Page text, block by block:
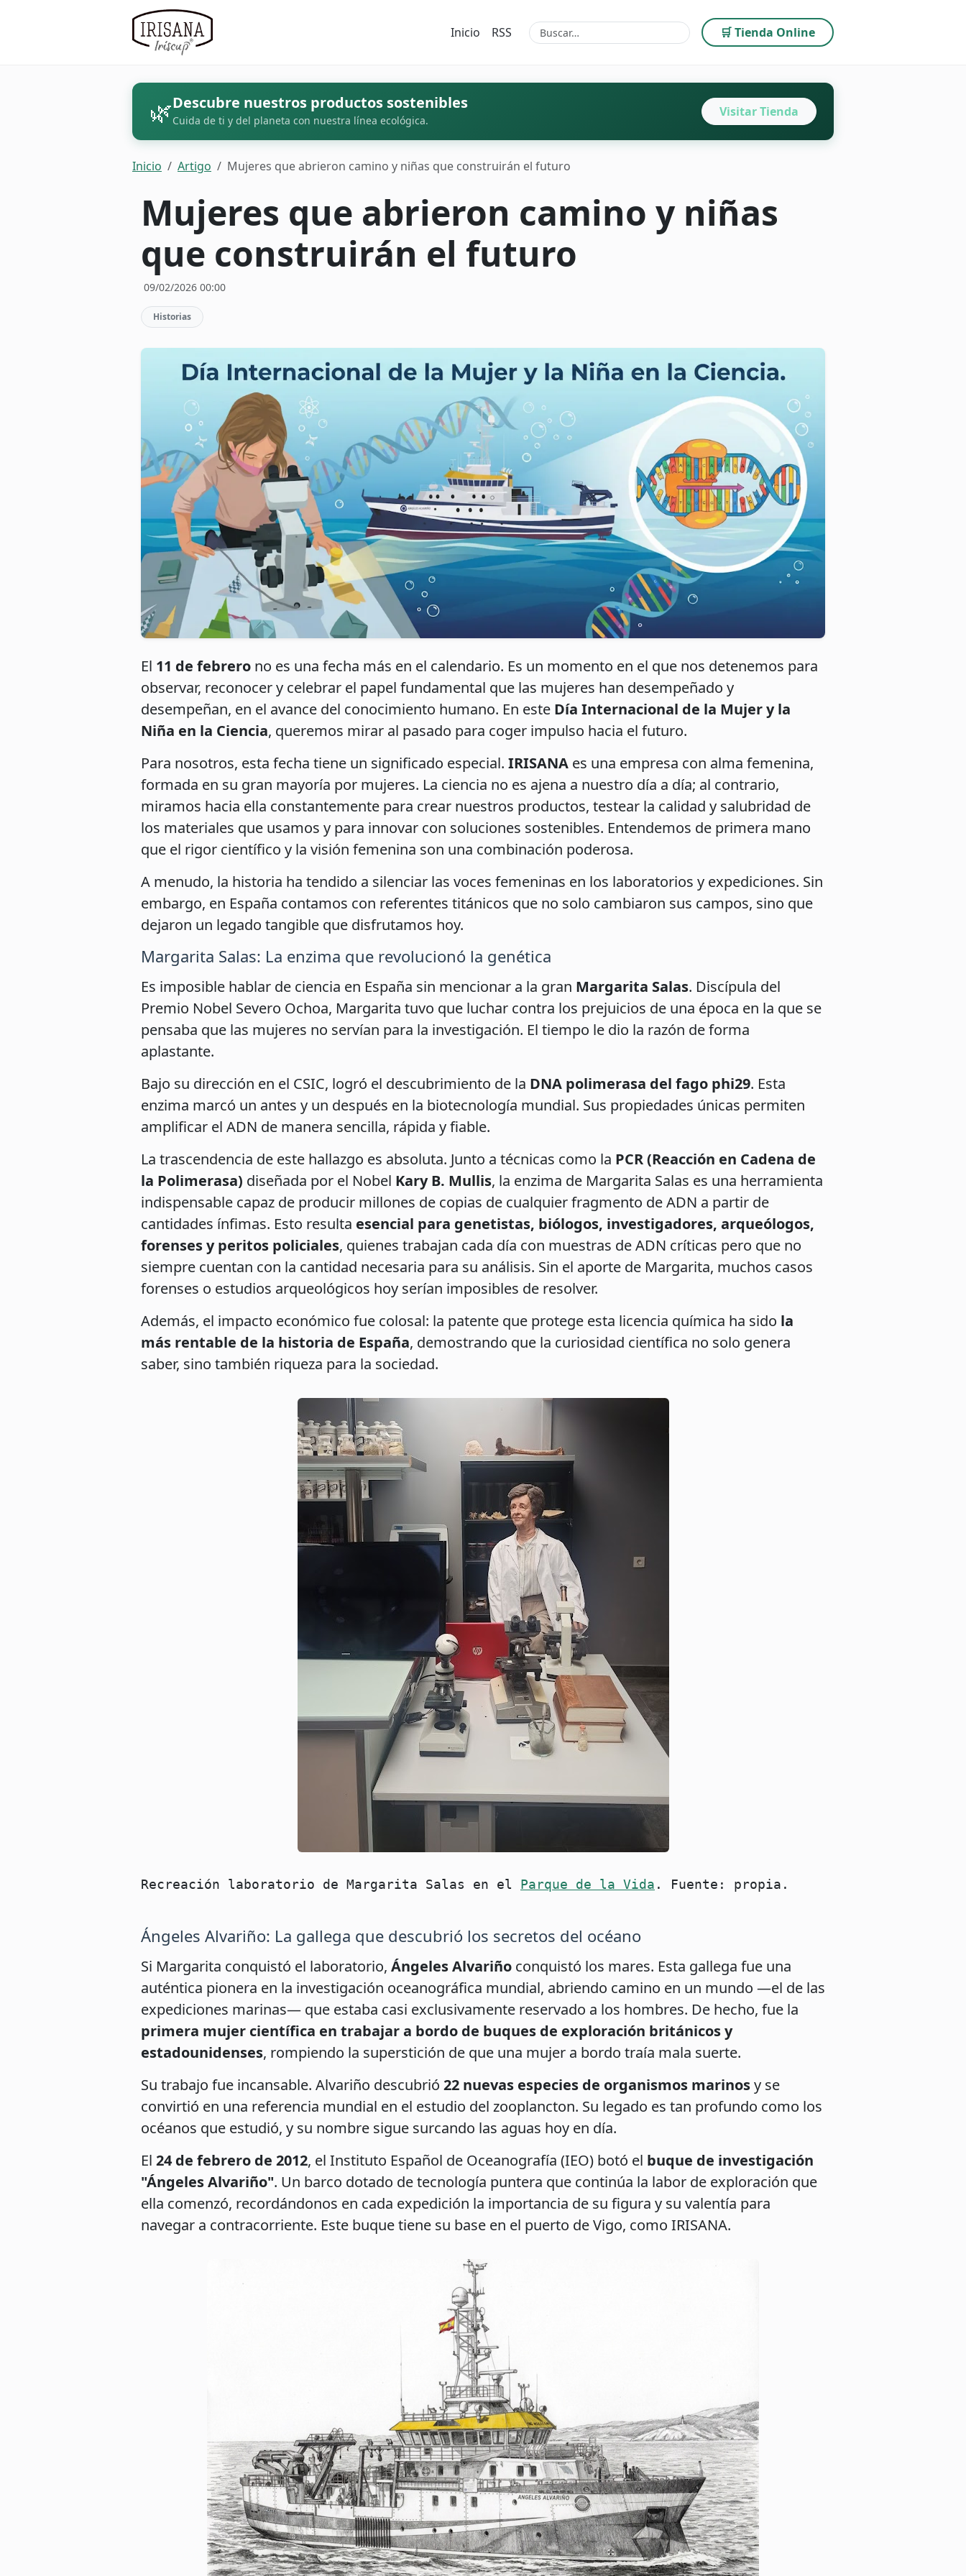
Inicio RSS 🛒 Tienda Online
🌿Descubre nuestros productos sostenibles
Cuida de ti y del planeta con nuestra línea ecológica.
Visitar Tienda
Inicio Artigo Mujeres que abrieron camino y niñas que construirán el futuro
Mujeres que abrieron camino y niñas
que construirán el futuro
09/02/2026 00:00
Historias
El 11 de febrero no es una fecha más en el calendario. Es un momento en el que nos detenemos para
observar, reconocer y celebrar el papel fundamental que las mujeres han desempeñado y
desempeñan, en el avance del conocimiento humano. En este Día Internacional de la Mujer y la
Niña en la Ciencia, queremos mirar al pasado para coger impulso hacia el futuro.
Para nosotros, esta fecha tiene un significado especial. IRISANA es una empresa con alma femenina,
formada en su gran mayoría por mujeres. La ciencia no es ajena a nuestro día a día; al contrario,
miramos hacia ella constantemente para crear nuestros productos, testear la calidad y salubridad de
los materiales que usamos y para innovar con soluciones sostenibles. Entendemos de primera mano
que el rigor científico y la visión femenina son una combinación poderosa.
A menudo, la historia ha tendido a silenciar las voces femeninas en los laboratorios y expediciones. Sin
embargo, en España contamos con referentes titánicos que no solo cambiaron sus campos, sino que
dejaron un legado tangible que disfrutamos hoy.
Margarita Salas: La enzima que revolucionó la genética
Es imposible hablar de ciencia en España sin mencionar a la gran Margarita Salas. Discípula del
Premio Nobel Severo Ochoa, Margarita tuvo que luchar contra los prejuicios de una época en la que se
pensaba que las mujeres no servían para la investigación. El tiempo le dio la razón de forma
aplastante.
Bajo su dirección en el CSIC, logró el descubrimiento de la DNA polimerasa del fago phi29. Esta
enzima marcó un antes y un después en la biotecnología mundial. Sus propiedades únicas permiten
amplificar el ADN de manera sencilla, rápida y fiable.
La trascendencia de este hallazgo es absoluta. Junto a técnicas como la PCR (Reacción en Cadena de
la Polimerasa) diseñada por el Nobel Kary B. Mullis, la enzima de Margarita Salas es una herramienta
indispensable capaz de producir millones de copias de cualquier fragmento de ADN a partir de
cantidades ínfimas. Esto resulta esencial para genetistas, biólogos, investigadores, arqueólogos,
forenses y peritos policiales, quienes trabajan cada día con muestras de ADN críticas pero que no
siempre cuentan con la cantidad necesaria para su análisis. Sin el aporte de Margarita, muchos casos
forenses o estudios arqueológicos hoy serían imposibles de resolver.
Además, el impacto económico fue colosal: la patente que protege esta licencia química ha sido la
más rentable de la historia de España, demostrando que la curiosidad científica no solo genera
saber, sino también riqueza para la sociedad.
Recreación laboratorio de Margarita Salas en el Parque de la Vida . Fuente: propia.
Ángeles Alvariño: La gallega que descubrió los secretos del océano
Si Margarita conquistó el laboratorio, Ángeles Alvariño conquistó los mares. Esta gallega fue una
auténtica pionera en la investigación oceanográfica mundial, abriendo camino en un mundo —el de las
expediciones marinas— que estaba casi exclusivamente reservado a los hombres. De hecho, fue la
primera mujer científica en trabajar a bordo de buques de exploración británicos y
estadounidenses, rompiendo la superstición de que una mujer a bordo traía mala suerte.
Su trabajo fue incansable. Alvariño descubrió 22 nuevas especies de organismos marinosy se
convirtió en una referencia mundial en el estudio del zooplancton. Su legado es tan profundo como los
océanos que estudió, y su nombre sigue surcando las aguas hoy en día.
El 24 de febrero de 2012, el Instituto Español de Oceanografía (IEO) botó el buque de investigación
"Ángeles Alvariño". Un barco dotado de tecnología puntera que continúa la labor de exploración que
ella comenzó, recordándonos en cada expedición la importancia de su figura y su valentía para
navegar a contracorriente. Este buque tiene su base en el puerto de Vigo, como IRISANA.